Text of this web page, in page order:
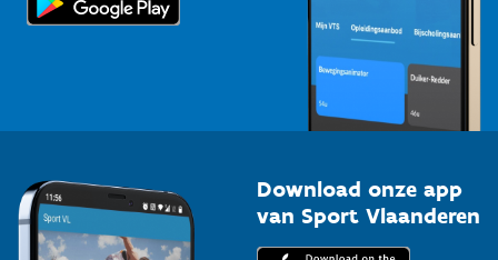
Topsporters
Download onze app
van Sport Vlaanderen